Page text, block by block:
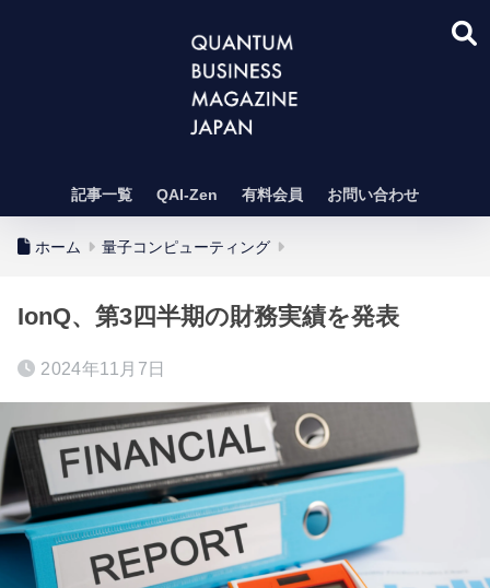
記事一覧 QAI-Zen 有料会員 お問い合わせ
ホーム 量子コンピューティング
IonQ、第3四半期の財務実績を発表
2024年11月7日